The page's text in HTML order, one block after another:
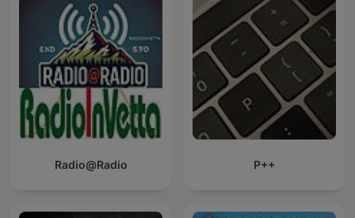
Radio@Radio P++